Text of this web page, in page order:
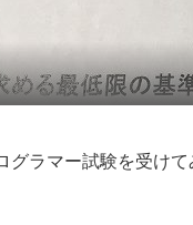
グラマー試験を受けて